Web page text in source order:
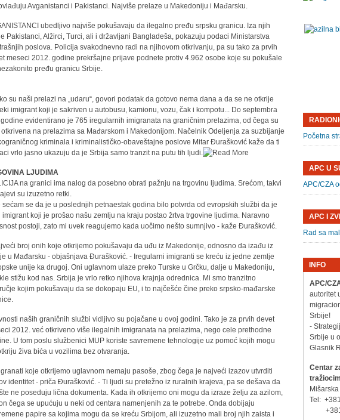
Avganistanci i Pakistanci. Najviše prelaze u Makedoniju i Mađarsku.
ubedljivo najviše pokušavaju da ilegalno pređu srpsku granicu. Iza njih
Pakistanci, Alžirci, Turci, ali i državljani Bangladeša, pokazuju podaci Ministarstva
poslova. Policija svakodnevno radi na njihovom otkrivanju, pa su tako za prvih
meseci 2012. godine prekršajne prijave podnete protiv 4.962 osobe koje su pokušale
pređu granicu Srbije.
su naši prelazi na „udaru“, govori podatak da gotovo nema dana a da se ne otkrije
imigrant koji je sakriven u autobusu, kamionu, vozu, čak i kompotu... Do septembra
evidentirano je 765 iregularnih imigranata na graničnim prelazima, od čega su
na prelazima sa Mađarskom i Makedonijom. Načelnik Odeljenja za suzbijanje
kriminala i kriminalističko-obaveštajne poslove Mitar Đurašković kaže da ti
vrlo jasno ukazuju da je Srbija samo tranzit na putu tih ljudi.
LJUDIMA
na granici ima nalog da posebno obrati pažnju na trgovinu ljudima. Srećom, takvi
su izuzetno retki.
sećam se da je u poslednjih petnaestak godina bilo potvrda od evropskih službi da je
imigrant koji je prošao našu zemlju na kraju postao žrtva trgovine ljudima. Naravno
postoji, zato mi uvek reagujemo kada uočimo nešto sumnjivo - kaže Đurašković.
broj onih koje otkrijemo pokušavaju da uđu iz Makedonije, odnosno da izađu iz
u Mađarsku - objašnjava Đurašković. - Iregularni imigranti se kreću iz jedne zemlje
unije ka drugoj. Oni uglavnom ulaze preko Turske u Grčku, dalje u Makedoniju,
stižu kod nas. Srbija je vrlo retko njihova krajnja odrednica. Mi smo tranzitno
kojim pokušavaju da se dokopaju EU, i to najčešće čine preko srpsko-mađarske
naših graničnih službi vidljivo su pojačane u ovoj godini. Tako je za prvih devet
2012. već otkriveno više ilegalnih imigranata na prelazima, nego cele prethodne
U tom poslu službenici MUP koriste savremene tehnologije uz pomoć kojih mogu
živa bića u vozilima bez otvaranja.
koje otkrijemo uglavnom nemaju pasoše, zbog čega je najveći izazov utvrditi
identitet - priča Đurašković. - Ti ljudi su pretežno iz ruralnih krajeva, pa se dešava da
ne poseduju lična dokumenta. Kada ih otkrijemo oni mogu da izraze želju za azilom,
čega se upućuju u neki od centara namenjenih za te potrebe. Onda dobijaju
papire sa kojima mogu da se kreću Srbijom, ali izuzetno mali broj njih zaista i
Početna
APC U
APC/CZA
APC I
Rad sa
INFO
APC/
autoritet
Srbije!
-
Srbije u
Glasnik
Centar
Mišarska
Tel: